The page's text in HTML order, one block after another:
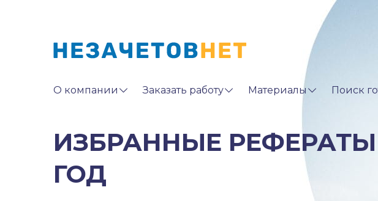
О компании Заказать работу Материалы Поиск
ИЗБРАННЫЕ РЕФЕРАТЫ
ГОД